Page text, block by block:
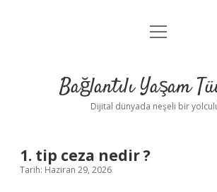
Anasayfa
Yasal Uyarı
menüyü
Bağlantılı Yaşam
Dijital dünyada neşeli bir
1. tip ceza nedir ?
Tarih: Haziran 29, 2026